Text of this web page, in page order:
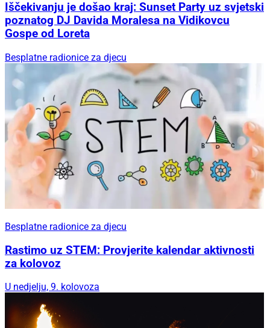
Iščekivanju je došao kraj: Sunset Party uz svjetski
poznatog DJ Davida Moralesa na Vidikovcu
Gospe od Loreta
Besplatne radionice za djecu
Besplatne radionice za djecu
Rastimo uz STEM: Provjerite kalendar aktivnosti
za kolovoz
U nedjelju, 9. kolovoza